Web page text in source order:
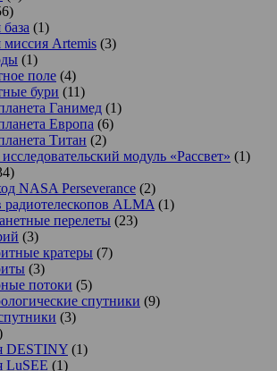
(1)
миссия Artemis (3)
(1)
поле (4)
бури (11)
Ганимед (1)
Европа (6)
Титан (2)
модуль «Рассвет» (1)
NASA Perseverance (2)
ALMA (1)
перелеты (23)
(3)
кратеры (7)
(3)
потоки (5)
спутники (9)
(3)
DESTINY (1)
LuSEE (1)